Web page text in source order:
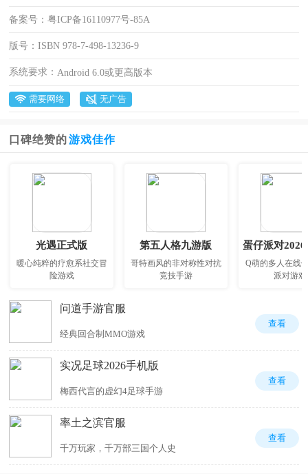
备案号：粤ICP备16110977号-85A
版号：ISBN 978-7-498-13236-9
系统要求： Android 6.0或更高版本
需要网络 无广告
口碑绝赞的 游戏佳作
光遇正式版
暖心纯粹的疗愈系社交冒
险游戏
第五人格九游版
哥特画风的非对称性对抗
竞技手游
蛋仔派对
Q萌的多人在线
派对游戏
问道手游官服
经典回合制MMO游戏
查看
实况足球2026手机版
梅西代言的虚幻4足球手游
查看
率土之滨官服
千万玩家，千万部三国个人史
查看